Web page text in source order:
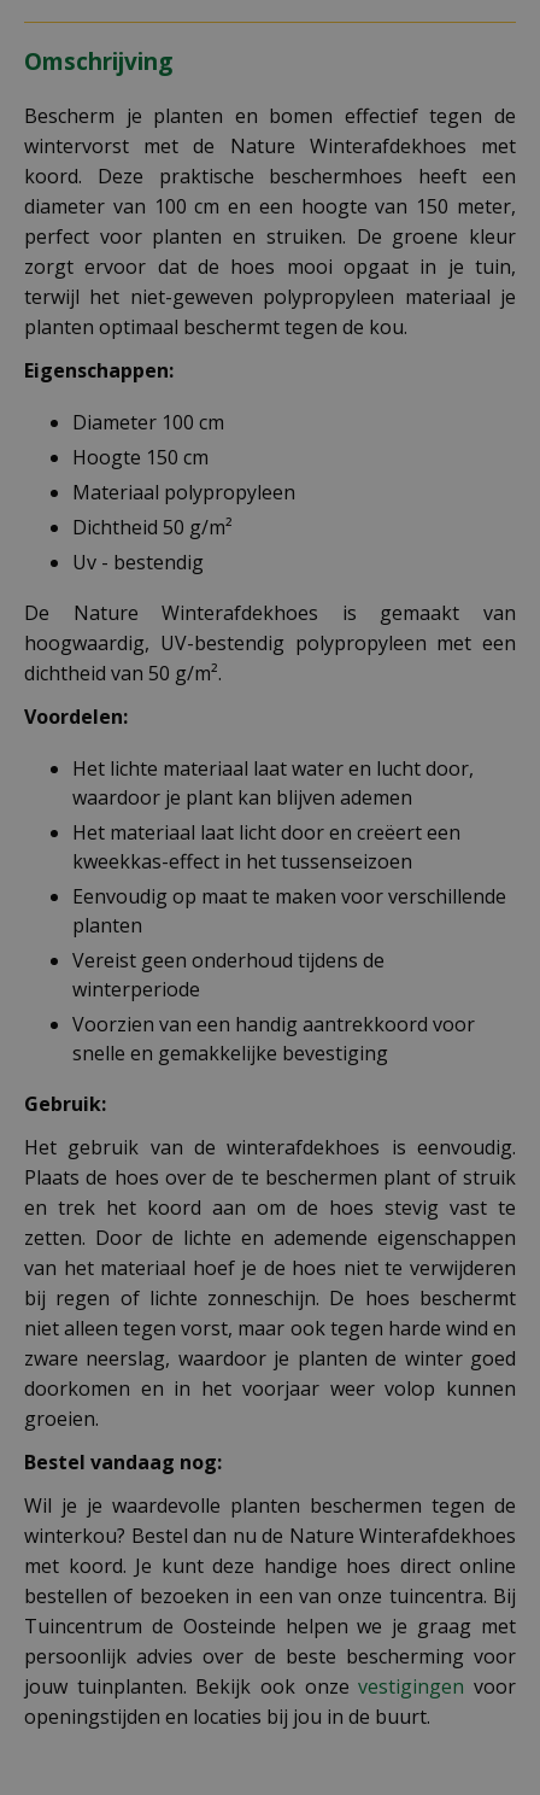
Omschrijving
Bescherm je planten en bomen effectief tegen de
wintervorst met de Nature Winterafdekhoes met
koord. Deze praktische beschermhoes heeft een
diameter van 100 cm en een hoogte van 150 meter,
perfect voor planten en struiken. De groene kleur
zorgt ervoor dat de hoes mooi opgaat in je tuin,
terwijl het niet-geweven polypropyleen materiaal je
planten optimaal beschermt tegen de kou.
Eigenschappen:
Diameter 100 cm
Hoogte 150 cm
Materiaal polypropyleen
Dichtheid 50 g/m²
Uv - bestendig
De Nature Winterafdekhoes is gemaakt van
hoogwaardig, UV-bestendig polypropyleen met een
dichtheid van 50 g/m².
Voordelen:
Het lichte materiaal laat water en lucht door,
waardoor je plant kan blijven ademen
Het materiaal laat licht door en creëert een
kweekkas-effect in het tussenseizoen
Eenvoudig op maat te maken voor verschillende
planten
Vereist geen onderhoud tijdens de
winterperiode
Voorzien van een handig aantrekkoord voor
snelle en gemakkelijke bevestiging
Gebruik:
Het gebruik van de winterafdekhoes is eenvoudig.
Plaats de hoes over de te beschermen plant of struik
en trek het koord aan om de hoes stevig vast te
zetten. Door de lichte en ademende eigenschappen
van het materiaal hoef je de hoes niet te verwijderen
bij regen of lichte zonneschijn. De hoes beschermt
niet alleen tegen vorst, maar ook tegen harde wind en
zware neerslag, waardoor je planten de winter goed
doorkomen en in het voorjaar weer volop kunnen
groeien.
Bestel vandaag nog:
Wil je je waardevolle planten beschermen tegen de
winterkou? Bestel dan nu de Nature Winterafdekhoes
met koord. Je kunt deze handige hoes direct online
bestellen of bezoeken in een van onze tuincentra. Bij
Tuincentrum de Oosteinde helpen we je graag met
persoonlijk advies over de beste bescherming voor
jouw tuinplanten. Bekijk ook onzevestigingen voor
openingstijden en locaties bij jou in de buurt.